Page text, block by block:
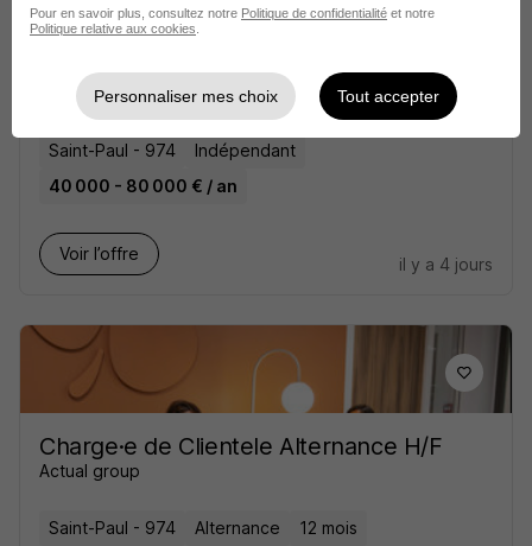
Conseiller Immobilier H/F
Capifrance
Saint-Paul - 974
Indépendant
40 000 - 80 000 € / an
Voir l’offre
il y a 4 jours
Charge·e de Clientele Alternance H/F
Actual group
Saint-Paul - 974 Alternance 12 mois
Pour en savoir plus, consultez notre Politique de confidentialité et notre
Politique relative aux cookies
Personnaliser mes choix Tout accepter